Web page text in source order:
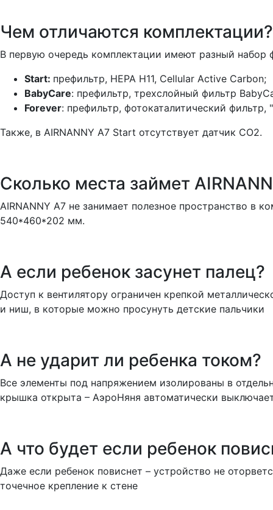
Чем отличаются комплектации?
В первую очередь комплектации имеют разный набор
Start: префильтр, HEPA H11, Cellular Active Carbon;
BabyСare: префильтр, трехслойный фильтр
Forever: префильтр, фотокаталитический фильтр,
Также, в AIRNANNY A7 Start отсутствует датчик CO2.
Cколько места займет
AIRNANNY A7 не занимает полезное пространство в
540*460*202 мм.
А если ребенок засунет палец?
Доступ к вентилятору ограничен крепкой
и ниш, в которые можно просунуть детские пальчики
А не ударит ли ребенка током?
Все элементы под напряжением изолированы в
крышка открыта – АэроНяня автоматически
А что будет если ребенок
Даже если ребенок повиснет – устройство не
точечное крепление к стене